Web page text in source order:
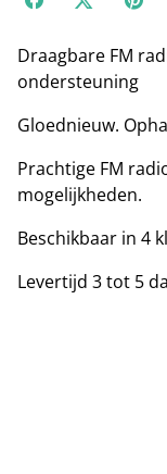
Draagbare FM
ondersteuning
Gloednieuw.
Prachtige FM
mogelijkheden.
Beschikbaar in 4
Levertijd 3 tot 5